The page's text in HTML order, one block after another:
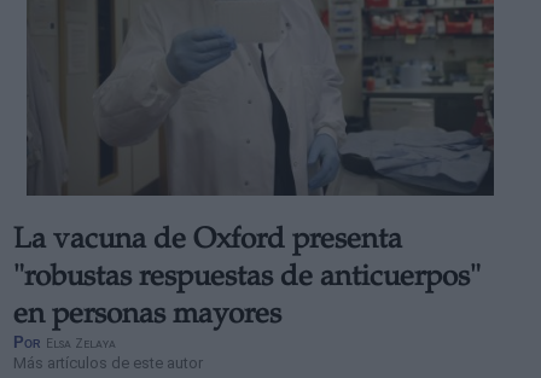
La vacuna de Oxford presenta
"robustas respuestas de anticuerpos"
en personas mayores
Por Elsa Zelaya
Más artículos de este autor